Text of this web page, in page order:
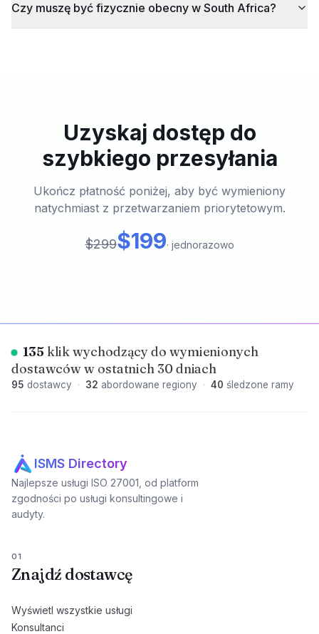
Czy muszę być fizycznie obecny w South Africa?
Uzyskaj dostęp do
szybkiego przesyłania
Ukończ płatność poniżej, aby być wymieniony
natychmiast z przetwarzaniem priorytetowym.
$299$199· jednorazowo
135 klik wychodzący do wymienionych
dostawców w ostatnich 30 dniach
95 dostawcy · 32 abordowane regiony · 40 śledzone ramy
ISMS Directory
Najlepsze usługi ISO 27001, od platform
zgodności po usługi konsultingowe i
audyty.
01
Znajdź dostawcę
Wyświetl wszystkie usługi
Konsultanci